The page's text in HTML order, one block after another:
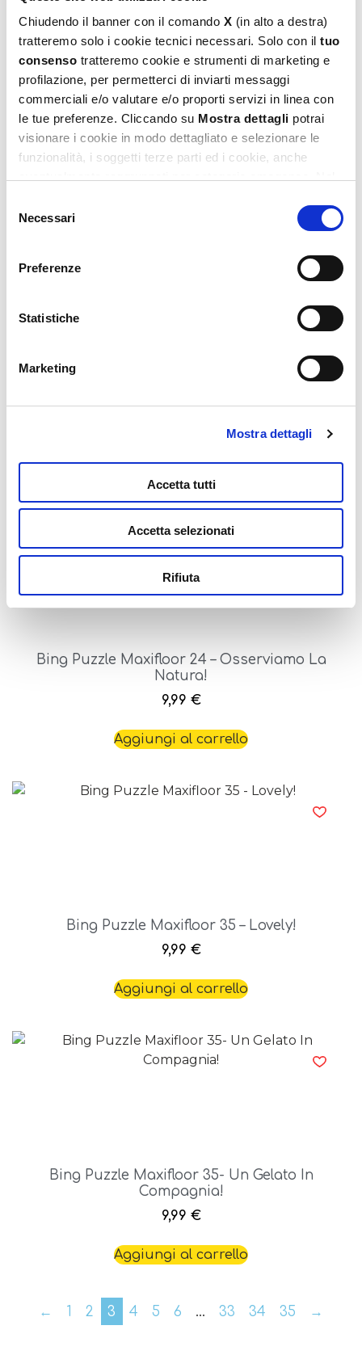
Chiudendo il banner con il comando X (in alto a destra)
tratteremo solo i cookie tecnici necessari. Solo con il tuo
consenso tratteremo cookie e strumenti di marketing e
profilazione, per permetterci di inviarti messaggi
commerciali e/o valutare e/o proporti servizi in linea con
le tue preferenze. Cliccando su Mostra dettagli potrai
visionare i cookie in modo dettagliato e selezionare le
funzionalità, i soggetti terze parti ed i cookie, anche
Privacy e Cookie Policy,
dove potrai avere maggiori
informazioni e modificare le tue scelte. Potrai verificare e
modificare i tuoi consensi anche cliccando sul simbolo
della graffetta presente su ogni pagina
delNecessari
Preferenze
Statistiche
Marketing
Mostra dettagli
Accetta tutti
Accetta selezionati
Rifiuta
Bing Puzzle M-Plus 24 – Happy Birthday!
5,99€
Bing Puzzle Maxifloor 24 -Art Attack!
Bing Puzzle Maxifloor 24 – Osserviamo La
Natura!
9,99 €
Aggiungi al carrello
Bing Puzzle Maxifloor 35 – Lovely!
9,99 €
Aggiungi al carrello
Bing Puzzle Maxifloor 35- Un Gelato In
Compagnia!
9,99 €
Aggiungi al carrello
← 1 2 3 4 5 6 … 33 34 35 →